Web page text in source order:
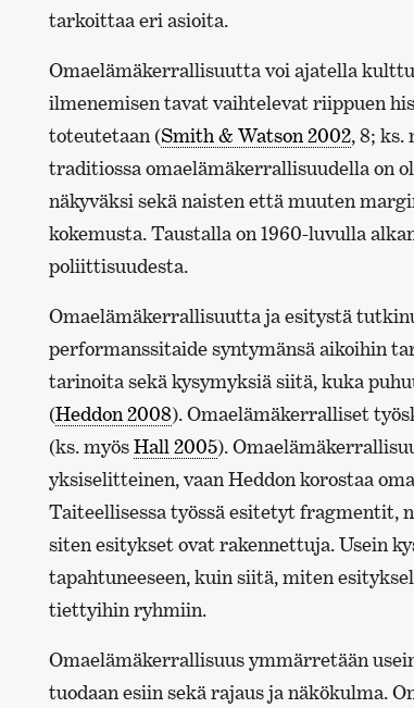
tarkoittaa eri asioita.
Omaelämäkerrallisuutta voi ajatella
ilmenemisen tavat vaihtelevat riippuen
toteutetaan (Smith & Watson 2002, 8; ks.
traditiossa omaelämäkerrallisuudella on
näkyväksi sekä naisten että muuten
kokemusta. Taustalla on 1960-luvulla
poliittisuudesta.
Omaelämäkerrallisuutta ja esitystä
performanssitaide syntymänsä aikoihin
tarinoita sekä kysymyksiä siitä, kuka
(Heddon 2008). Omaelämäkerralliset
(ks. myösHall 2005).
yksiselitteinen, vaan Heddon korostaa
Taiteellisessa työssä esitetyt fragmentit,
siten esitykset ovat rakennettuja. Usein
tapahtuneeseen, kuin siitä, miten
tiettyihin ryhmiin.
Omaelämäkerrallisuus ymmärretään
tuodaan esiin sekä rajaus ja näkökulma.